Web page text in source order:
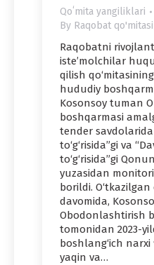
Qoʻmita yangiliklari
By Raqobat qo'mitasi
Raqobatni
iste’molchilar
qilish
hududiy
Kosonsoy tuman
boshqarmasi
tender
to‘g‘risida”gi va
to‘g‘risida”gi
yuzasidan
borildi.
davomida,
Obodonlashtirish
tomonidan 2023-
boshlang‘ich narxi
yaqin va…